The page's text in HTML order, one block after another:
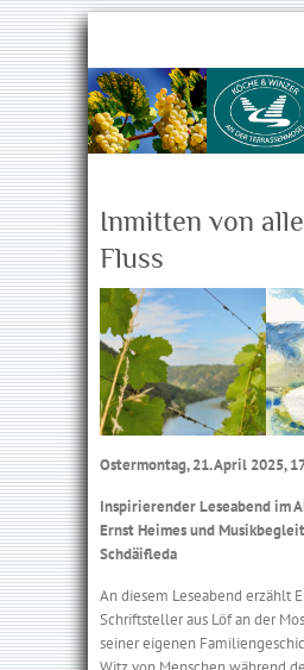
Inmitten von
Fluss
Ostermontag, 21. April 2025,
Inspirierender Leseabend im
Ernst Heimes und
Schdäifleda
An diesem Leseabend erzählt
Schriftsteller aus Löf an der
seiner eigenen